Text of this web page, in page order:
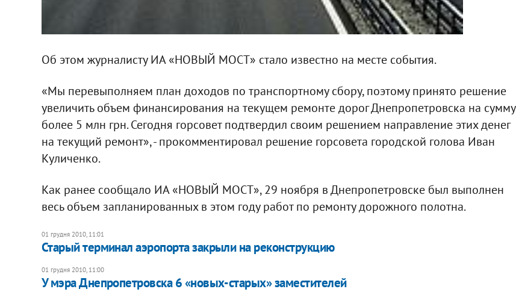
Об этом журналисту ИА «НОВЫЙ МОСТ» стало известно на месте события.
«Мы перевыполняем план доходов по транспортному сбору, поэтому принято решение
увеличить объем финансирования на текущем ремонте дорог Днепропетровска на сумму
более 5 млн грн. Сегодня горсовет подтвердил своим решением направление этих денег
на текущий ремонт», - прокомментировал решение горсовета городской голова Иван
Куличенко.
Как ранее сообщало ИА «НОВЫЙ МОСТ», 29 ноября в Днепропетровске был выполнен
весь объем запланированных в этом году работ по ремонту дорожного полотна.
01 грудня 2010, 11:01
Старый терминал аэропорта закрыли на реконструкцию
01 грудня 2010, 11:00
У мэра Днепропетровска 6 «новых-старых» заместителей